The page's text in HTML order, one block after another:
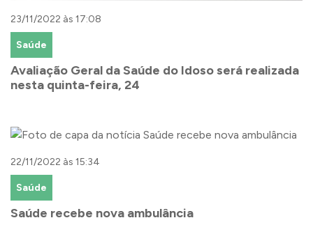
23/11/2022 às 17:08
Saúde
Avaliação Geral da Saúde do Idoso será realizada
nesta quinta-feira, 24
22/11/2022 às 15:34
Saúde
Saúde recebe nova ambulância